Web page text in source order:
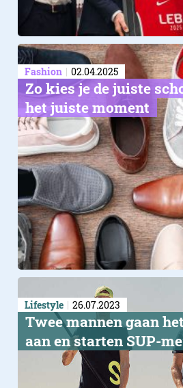
Fashion 02.04.2025
Zo kies je de juiste
het juiste moment
Lifestyle 26.07.2023
​Twee mannen gaan
aan en starten SUP-